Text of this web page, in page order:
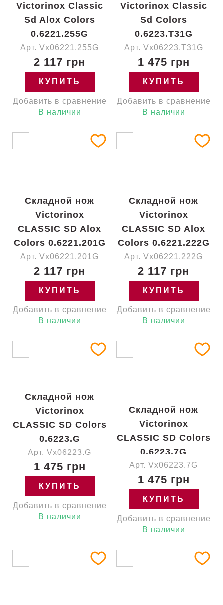
Victorinox Classic
Sd Alox Colors
0.6221.255G
Арт. Vx06221.255G
2 117 грн
КУПИТЬ
Добавить в сравнение
В наличии
Victorinox Classic
Sd Colors
0.6223.T31G
Арт. Vx06223.T31G
1 475 грн
КУПИТЬ
Добавить в сравнение
В наличии
Складной нож
Victorinox
CLASSIC SD Alox
Colors 0.6221.201G
Арт. Vx06221.201G
2 117 грн
КУПИТЬ
Добавить в сравнение
В наличии
Складной нож
Victorinox
CLASSIC SD Alox
Colors 0.6221.222G
Арт. Vx06221.222G
2 117 грн
КУПИТЬ
Добавить в сравнение
В наличии
Складной нож
Victorinox
CLASSIC SD Colors
0.6223.G
Арт. Vx06223.G
1 475 грн
КУПИТЬ
Добавить в сравнение
В наличии
Складной нож
Victorinox
CLASSIC SD Colors
0.6223.7G
Арт. Vx06223.7G
1 475 грн
КУПИТЬ
Добавить в сравнение
В наличии